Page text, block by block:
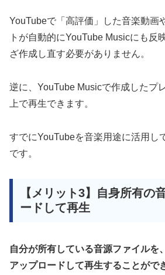
YouTubeで「高評価」した音楽動画
トが自動的にYouTube Musicにも反
ざ作成し直す必要がありません。
逆に、YouTube Musicで作成したプ
上で再生できます。
すでにYouTubeを音楽用途に活用し
です。
【メリット3】自身所有の
ードして再生
自分が所有している音源ファイルを
アップロードして再生することがで